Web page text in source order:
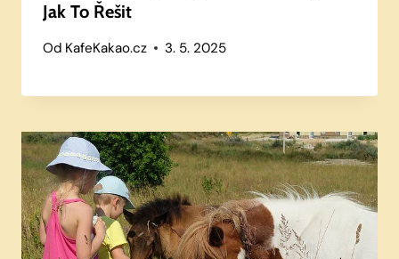
Jak To Řešit
Od KafeKakao.cz 3. 5. 2025